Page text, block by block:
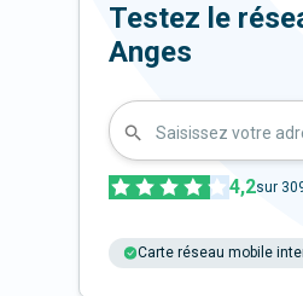
Testez le
Anges
Saisissez votre
4,2sur
Carte réseau mobile